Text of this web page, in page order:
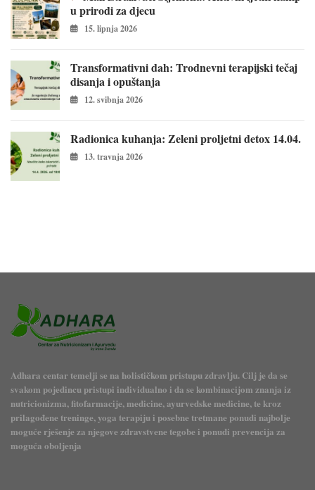
u prirodi za djecu
15. lipnja 2026
Transformativni dah: Trodnevni terapijski tečaj
disanja i opuštanja
12. svibnja 2026
Radionica kuhanja: Zeleni proljetni detox 14.04.
13. travnja 2026
Adhara centar temelji se na holističkom pristupu zdravlju. Cilj je da se
svakom pojedincu pristupi individualno i da se kombinacijom znanja iz
nutricionizma, fitofarmacije, medicine, ayurvedske medicine, te kroz
prilagođene treninge, yoga terapiju i posebne tretmane ponudi najbolje
moguće rješenje za njegove zdravstvene tegobe i ponudi prevencija za
moguća oboljenja